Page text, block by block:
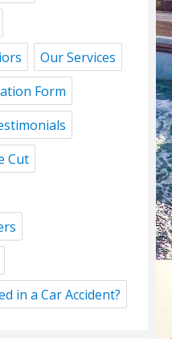
Our Services
Form
Cut
in a Car Accident?